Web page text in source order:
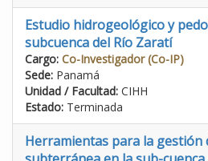
Estudio hidrogeológico y
subcuenca del Río Zaratí
Cargo: Co-Investigador (Co-IP)
Sede: Panamá
Unidad / Facultad: CIHH
Estado: Terminada
Herramientas para la gestión